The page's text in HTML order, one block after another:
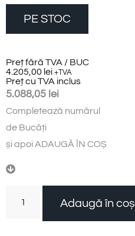
PE STOC
Preț fără TVA / BUC
4.205,00 lei +TVA
Preț cu TVA inclus
5.088,05 lei
Completează numărul
de Bucăți
șiapoiADAUGĂ ÎN COȘ
Adaugă în coș